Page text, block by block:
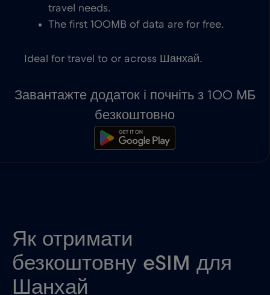
travel needs.
The first 100MB of data are for free.
Ideal for travel to or across Шанхай.
Завантажте додаток і почніть з 100 МБ
безкоштовно
Як отримати
безкоштовну eSIM для
Шанхай